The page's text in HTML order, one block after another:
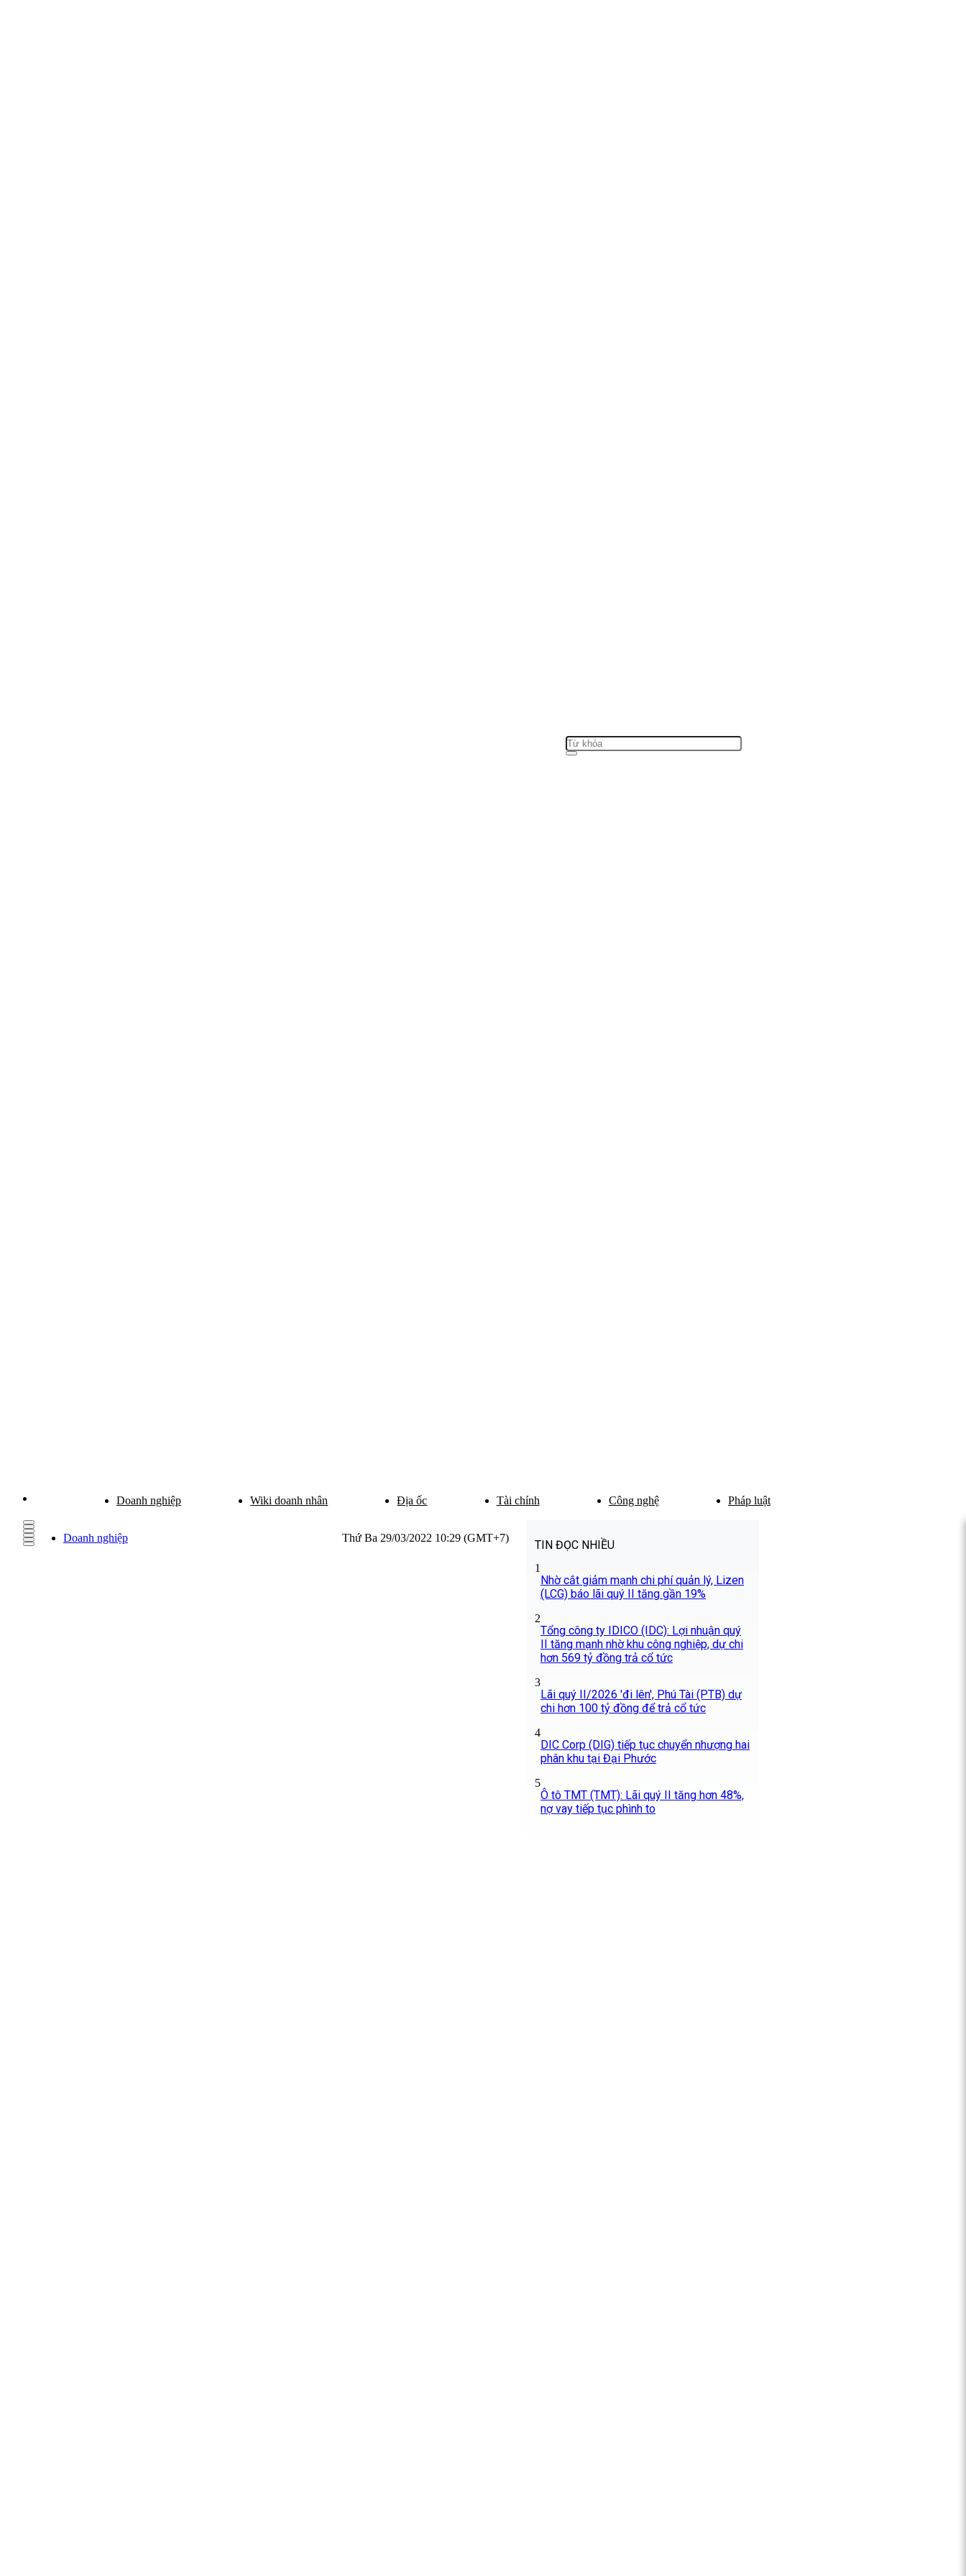
Doanh nghiệp Wiki doanh nhân Địa ốc Tài chính Công nghệ Pháp luật
Doanh nghiệp Thứ Ba 29/03/2022 10:29 (GMT+7)
TIN ĐỌC NHIỀU
1
Nhờ cắt giảm mạnh chi phí quản lý, Lizen
(LCG) báo lãi quý II tăng gần 19%
2
Tổng công ty IDICO (IDC): Lợi nhuận quý
II tăng mạnh nhờ khu công nghiệp, dự chi
hơn 569 tỷ đồng trả cổ tức
3
Lãi quý II/2026 'đi lên', Phú Tài (PTB) dự
chi hơn 100 tỷ đồng để trả cổ tức
4
DIC Corp (DIG) tiếp tục chuyển nhượng hai
phân khu tại Đại Phước
5
Ô tô TMT (TMT): Lãi quý II tăng hơn 48%,
nợ vay tiếp tục phình to